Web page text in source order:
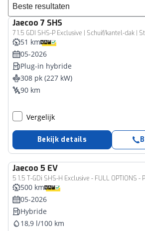
Sorteer resultaten
Jaecoo 7 SHS
7 1.5 GDI SHS-P Exclusive | Schuif/kantel-dak |
51 km
05-2026
Plug-in hybride
308 pk (227 kW)
90 km
Vergelijk
Bekijk details
Jaecoo 5 EV
500 km
05-2026
Hybride
18,9 l/100 km